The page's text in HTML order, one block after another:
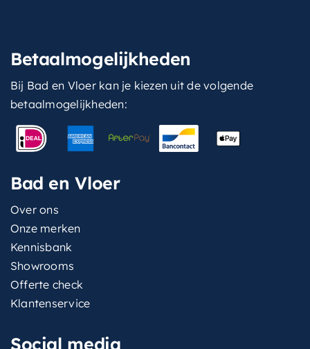
Betaalmogelijkheden
Bij Bad en Vloer kan je kiezen uit de volgende
betaalmogelijkheden:
Bad en Vloer
Over ons
Onze merken
Kennisbank
Showrooms
Offerte check
Klantenservice
Social media